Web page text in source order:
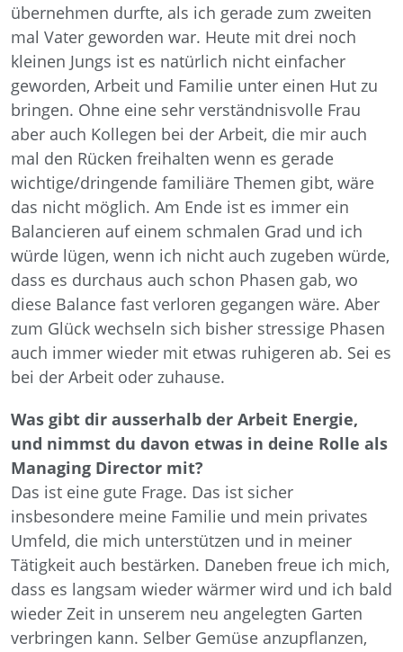
übernehmen durfte, als ich gerade zum zweiten
mal Vater geworden war. Heute mit drei noch
kleinen Jungs ist es natürlich nicht einfacher
geworden, Arbeit und Familie unter einen Hut zu
bringen. Ohne eine sehr verständnisvolle Frau
aber auch Kollegen bei der Arbeit, die mir auch
mal den Rücken freihalten wenn es gerade
wichtige/dringende familiäre Themen gibt, wäre
das nicht möglich. Am Ende ist es immer ein
Balancieren auf einem schmalen Grad und ich
würde lügen, wenn ich nicht auch zugeben würde,
dass es durchaus auch schon Phasen gab, wo
diese Balance fast verloren gegangen wäre. Aber
zum Glück wechseln sich bisher stressige Phasen
auch immer wieder mit etwas ruhigeren ab. Sei es
bei der Arbeit oder zuhause.
Was gibt dir ausserhalb der Arbeit Energie,
und nimmst du davon etwas in deine Rolle als
Managing Director mit?
Das ist eine gute Frage. Das ist sicher
insbesondere meine Familie und mein privates
Umfeld, die mich unterstützen und in meiner
Tätigkeit auch bestärken. Daneben freue ich mich,
dass es langsam wieder wärmer wird und ich bald
wieder Zeit in unserem neu angelegten Garten
verbringen kann. Selber Gemüse anzupflanzen,